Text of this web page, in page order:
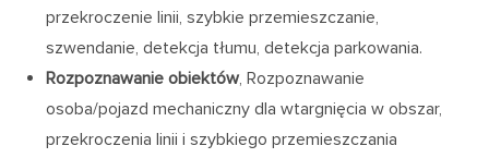
przekroczenie linii, szybkie przemieszczanie,
szwendanie, detekcja tłumu, detekcja parkowania.
Rozpoznawanie obiektów, Rozpoznawanie
osoba/pojazd mechaniczny dla wtargnięcia w obszar,
przekroczenia linii i szybkiego przemieszczania